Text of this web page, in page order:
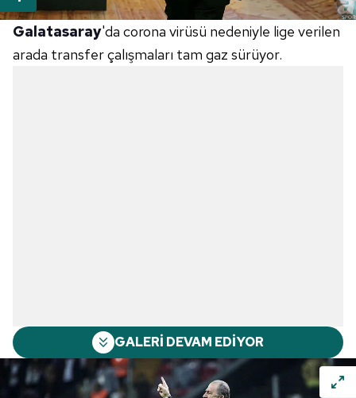
Galatasaray'da corona virüsü nedeniyle lige verilen
arada transfer çalışmaları tam gaz sürüyor.
GALERİ DEVAM EDİYOR